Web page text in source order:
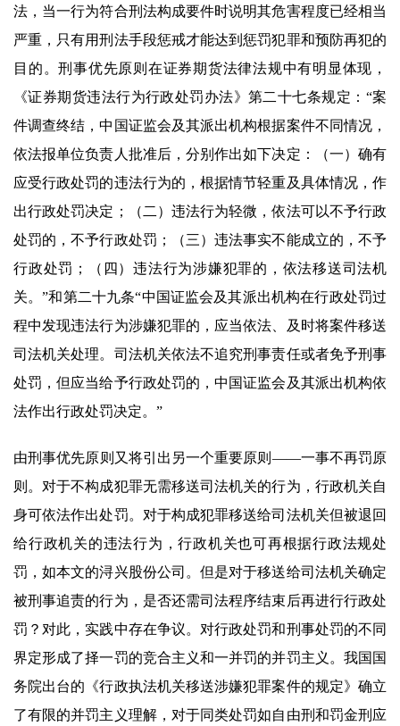
法，当一行为符合刑法构成要件时说明其危害程度已经相当
严重，只有用刑法手段惩戒才能达到惩罚犯罪和预防再犯的
目的。刑事优先原则在证券期货法律法规中有明显体现，
《证券期货违法行为行政处罚办法》第二十七条规定：“案
件调查终结，中国证监会及其派出机构根据案件不同情况，
依法报单位负责人批准后，分别作出如下决定：（一）确有
应受行政处罚的违法行为的，根据情节轻重及具体情况，作
出行政处罚决定；（二）违法行为轻微，依法可以不予行政
处罚的，不予行政处罚；（三）违法事实不能成立的，不予
行政处罚；（四）违法行为涉嫌犯罪的，依法移送司法机
关。”和第二十九条“中国证监会及其派出机构在行政处罚过
程中发现违法行为涉嫌犯罪的，应当依法、及时将案件移送
司法机关处理。司法机关依法不追究刑事责任或者免予刑事
处罚，但应当给予行政处罚的，中国证监会及其派出机构依
法作出行政处罚决定。”
由刑事优先原则又将引出另一个重要原则——一事不再罚原
则。对于不构成犯罪无需移送司法机关的行为，行政机关自
身可依法作出处罚。对于构成犯罪移送给司法机关但被退回
给行政机关的违法行为，行政机关也可再根据行政法规处
罚，如本文的浔兴股份公司。但是对于移送给司法机关确定
被刑事追责的行为，是否还需司法程序结束后再进行行政处
罚？对此，实践中存在争议。对行政处罚和刑事处罚的不同
界定形成了择一罚的竞合主义和一并罚的并罚主义。我国国
务院出台的《行政执法机关移送涉嫌犯罪案件的规定》确立
了有限的并罚主义理解，对于同类处罚如自由刑和罚金刑应